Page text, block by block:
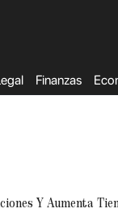
Finanzas
Y Aumenta